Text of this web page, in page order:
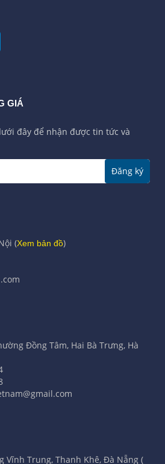
GIÁ
đây để nhận được tin tức và
Đăng ký
(Xem bản đồ)
Đồng Tâm, Hai Bà Trưng, Hà
Vĩnh Trung, Thanh Khê, Đà Nẵng (